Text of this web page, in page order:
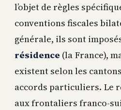
l’objet de règles
conventions fiscales
générale, ils sont
résidence (la France),
existent selon les
accords particuliers. Le
aux frontaliers franco-